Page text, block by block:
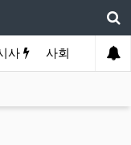
사 사회 스포츠